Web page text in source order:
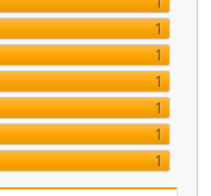
1
1
1
1
1
1